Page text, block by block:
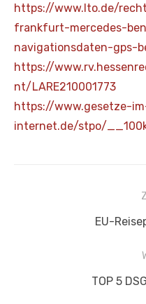
https://www.lto.de/
frankfurt-mercedes-
navigationsdaten-gps-
https://
nt/LARE210001773
https://www.gesetze-
internet.de/stpo/
EU-
Nächster
TOP 5